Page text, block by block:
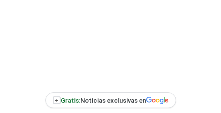
+ Gratis:Noticias exclusivas en